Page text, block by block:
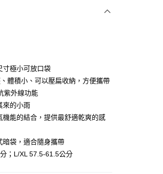
兆豐國際商業銀行
台中商業銀行
遠東國際商業銀行
永豐商業銀行
星展（台灣）商業銀行
台北富邦商業銀行
兆豐國際商業銀行
台中商業銀行
華泰商業銀行
永豐商業銀行
中國信託商業銀行
第一商業銀行
彰化商業銀行
台北富邦商業銀行
兆豐國際商業銀行
台中商業銀行
華泰商業銀行
星展（台灣）商業銀行
中國信託商業銀行
第一商業銀行
彰化商業銀行
台北富邦商業銀行
臺灣中小企業銀行
匯豐（台灣）商業銀行
元大商業銀行
後才付款」的支付方式。 讓您購物簡單
寸極小可放口袋
體積小、可以壓扁收納，方便攜帶
紫外線功能
來的小雨
能的結合，提供最舒適乾爽的感
暗袋，適合隨身攜帶
；L/XL 57.5-61.5公分